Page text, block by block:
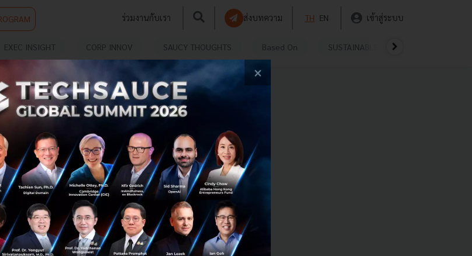
ร่วมงานกับเรา ส่งบทความ TH EN เข้าสู่ระบบ
EXEC INSIGHT CORP INNOV SAUCY THOUGHTS Based On SUSTAINABLE
Thailand 2017 ประสบความสำเร็จ
ทย์ฯชี้ กรุงเทพเป็นเมืองฮิตของ Startup ใน
ละอันดับ 7 ของโลก
ริ่มต้นในงาน “Startup Thailand 2016” เมื่อปีที่ผ่าน
ป็นก้าวสำคัญในการส่งเสริมการสร้างเครือข่าย และการ
มของกลุ่มวิสาหกิจเริ่มต้น (Startup) ครั้งยิ่งใหญ่ของ
ไ...
14, 2017| ByTechsauce Team
×